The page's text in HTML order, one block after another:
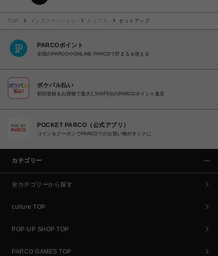
TOP メンズファッション トップス セットアップ
PARCOポイント
全国のPARCOやONLINE PARCOで貯まる＆使える
ポケパル払い
初回登録＆お買物で最大1,500円分のPARCOポイント進呈
POCKET PARCO（公式アプリ）
コイン＆クーポンでPARCOでのお買い物がオトクに
カテゴリー
全カテゴリーから探す
culture TOP
POP-UP SHOP TOP
PARCO GAMES TOP